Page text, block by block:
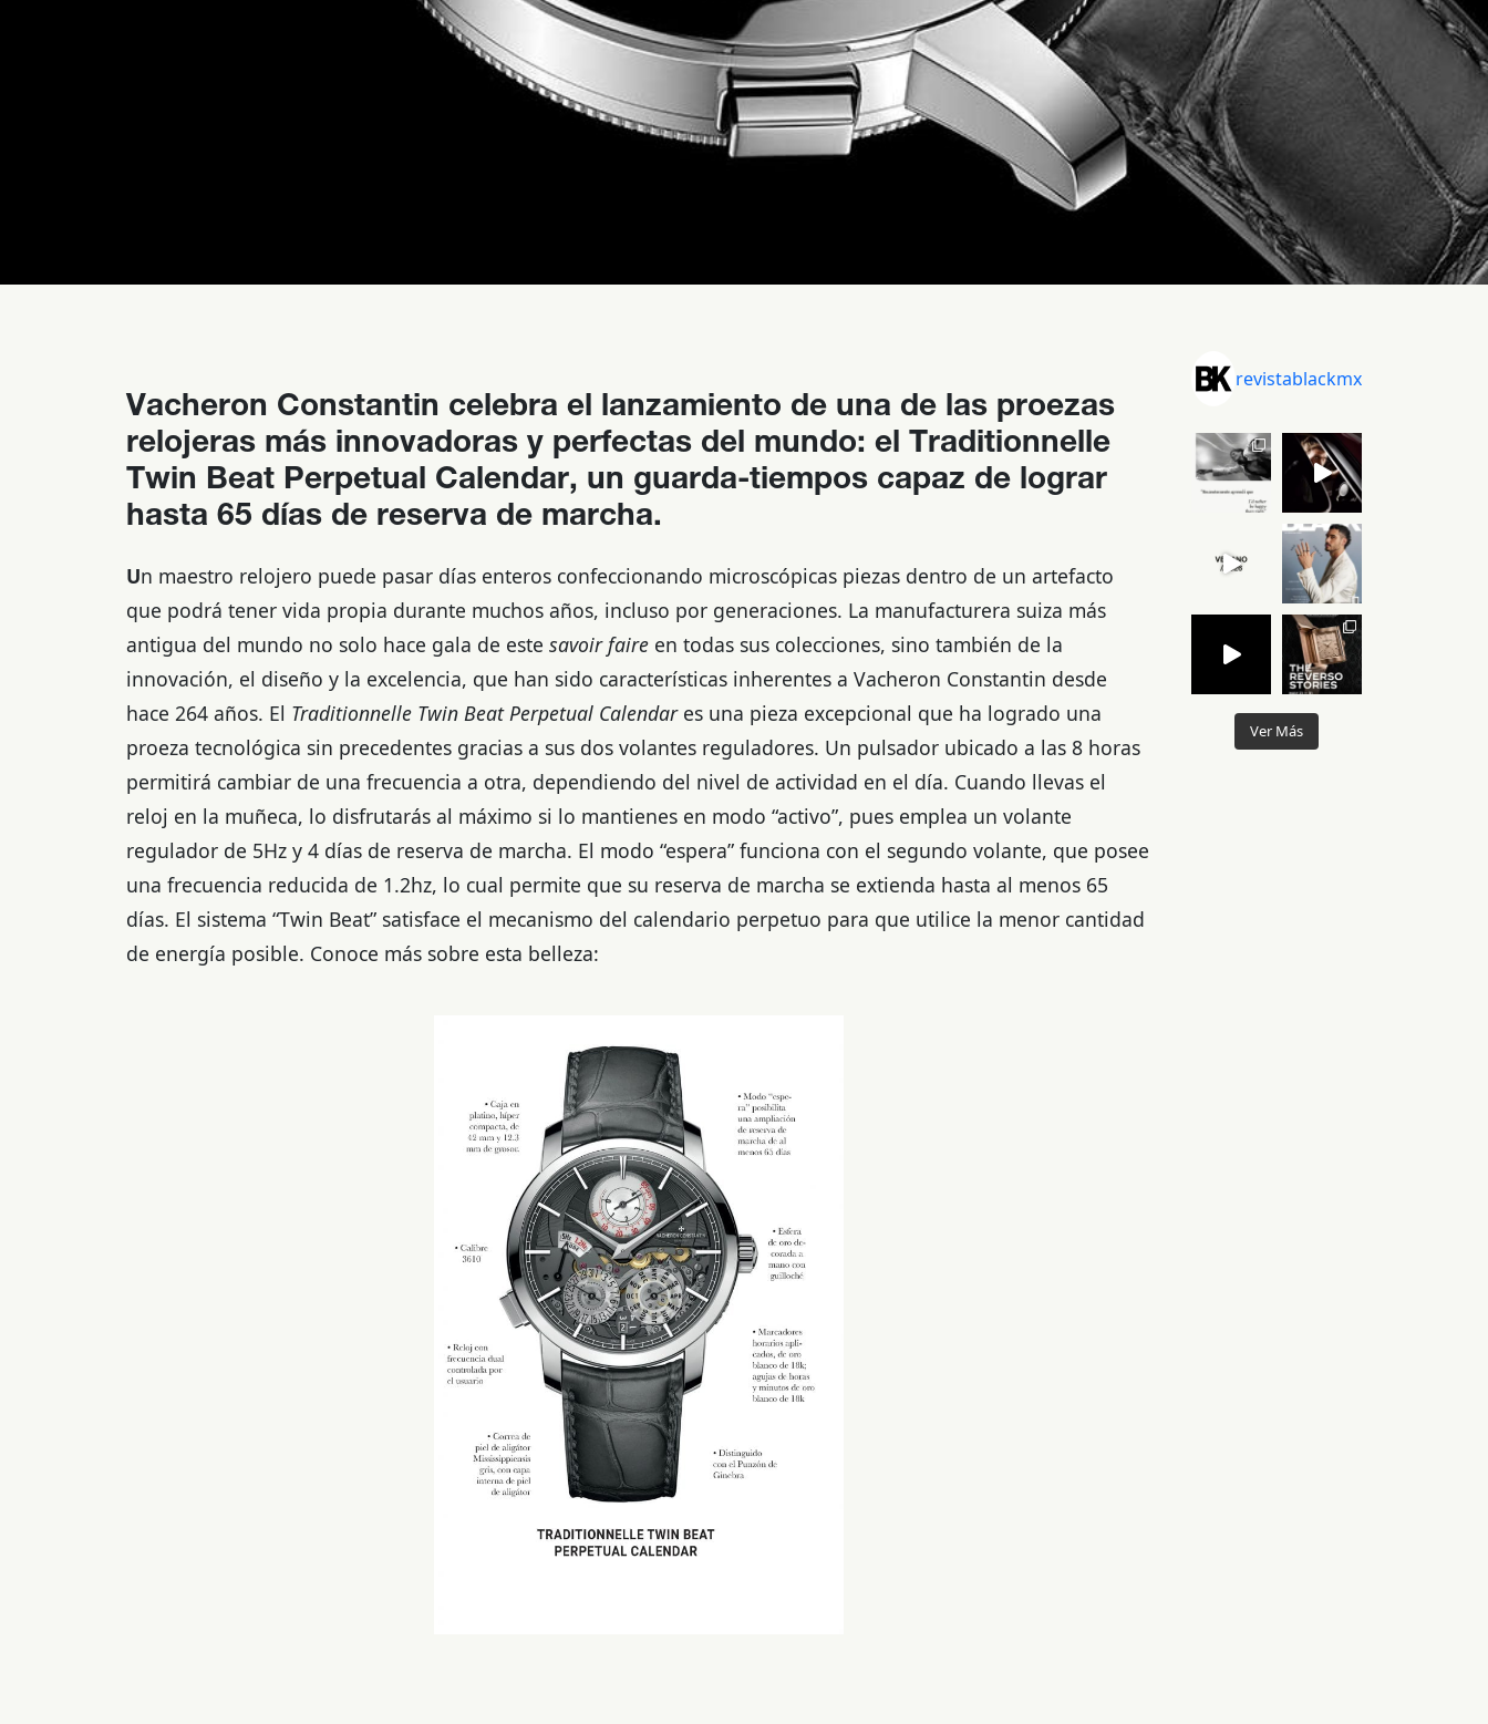
Vacheron Constantin celebra el lanzamiento de una de las proezas
relojeras más innovadoras y perfectas del mundo: el Traditionnelle
Twin Beat Perpetual Calendar, un guarda-tiempos capaz de lograr
hasta 65 días de reserva de marcha.
Un maestro relojero puede pasar días enteros confeccionando microscópicas piezas dentro de un artefacto
que podrá tener vida propia durante muchos años, incluso por generaciones. La manufacturera suiza más
antigua del mundo no solo hace gala de este savoir faire en todas sus colecciones, sino también de la
innovación, el diseño y la excelencia, que han sido características inherentes a Vacheron Constantin desde
hace 264 años. El Traditionnelle Twin Beat Perpetual Calendar es una pieza excepcional que ha logrado una
proeza tecnológica sin precedentes gracias a sus dos volantes reguladores. Un pulsador ubicado a las 8 horas
permitirá cambiar de una frecuencia a otra, dependiendo del nivel de actividad en el día. Cuando llevas el
reloj en la muñeca, lo disfrutarás al máximo si lo mantienes en modo “activo”, pues emplea un volante
regulador de 5Hz y 4 días de reserva de marcha. El modo “espera” funciona con el segundo volante, que posee
una frecuencia reducida de 1.2hz, lo cual permite que su reserva de marcha se extienda hasta al menos 65
días. El sistema “Twin Beat” satisface el mecanismo del calendario perpetuo para que utilice la menor cantidad
de energía posible. Conoce más sobre esta belleza:
revistablackmx
Ver Más